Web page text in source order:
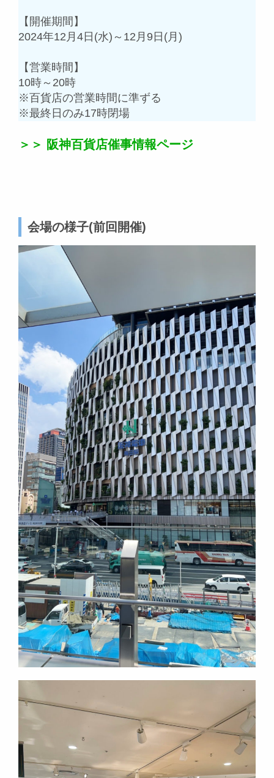
【開催期間】
2024年12月4日(水)～12月9日(月)
【営業時間】
10時～20時
※百貨店の営業時間に準ずる
※最終日のみ17時閉場
＞＞ 阪神百貨店催事情報ページ
会場の様子(前回開催)